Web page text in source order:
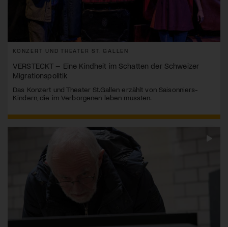
KONZERT UND THEATER ST. GALLEN
VERSTECKT – Eine Kindheit im Schatten der Schweizer
Migrationspolitik
Das Konzert und Theater St.Gallen erzählt von Saisonniers-
Kindern, die im Verborgenen leben mussten.